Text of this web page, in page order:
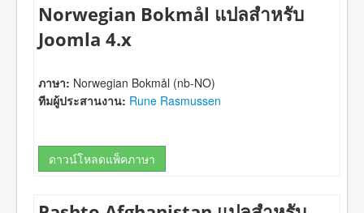
Norwegian Bokmål แปลสำหรับ
Joomla 4.x
ภาษา: Norwegian Bokmål (nb-NO)
ทีมผู้ประสานงาน: Rune Rasmussen
ดาวน์โหลดแพ็คภาษา